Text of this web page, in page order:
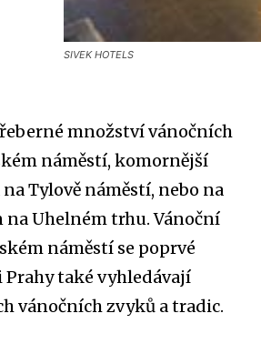
SIVEK HOTELS
množství vánočních
náměstí, komornější
Tylově náměstí, nebo na
Uhelném trhu. Vánoční
náměstí se poprvé
Prahy také vyhledávají
vánočních zvyků a tradic.